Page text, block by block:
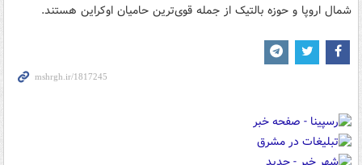
شمال اروپا و حوزه بالتیک از جمله قوی‌ترین حامیان اوکراین هستند.